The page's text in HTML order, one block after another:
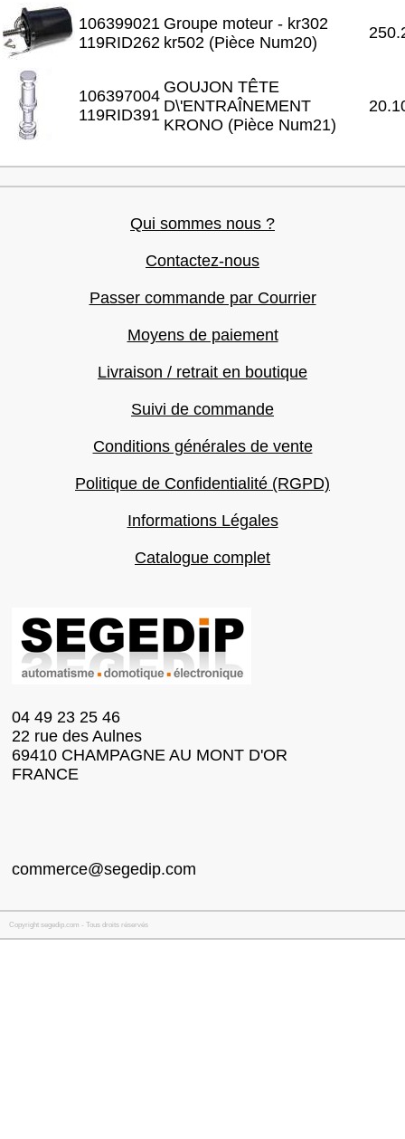
106399021
119RID262
Groupe moteur - kr302
kr502 (Pièce Num20)
106397004
119RID391
GOUJON TÊTE
D\'ENTRAÎNEMENT
KRONO (Pièce Num21)
Qui sommes nous ?
Contactez-nous
Passer commande par Courrier
Moyens de paiement
Livraison / retrait en boutique
Suivi de commande
Conditions générales de vente
Politique de Confidentialité (RGPD)
Informations Légales
Catalogue complet
04 49 23 25 46
22 rue des Aulnes
69410 CHAMPAGNE AU MONT D'OR
FRANCE
commerce@segedip.com
Copyright segedip.com - Tous droits réservés